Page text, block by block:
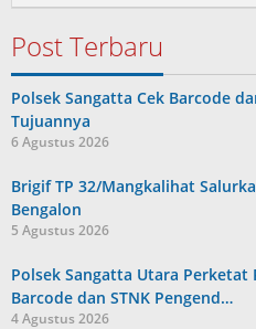
Post Terbaru
Polsek Sangatta Cek Barcode
Tujuannya
6 Agustus 2026
Brigif TP 32/Mangkalihat
Bengalon
5 Agustus 2026
Polsek Sangatta Utara Perketat
Barcode dan STNK Pengend…
4 Agustus 2026